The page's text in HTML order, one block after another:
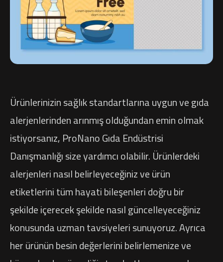
Ürünlerinizin sağlık standartlarına uygun ve gıda
alerjenlerinden arınmış olduğundan emin olmak
istiyorsanız, ProNano Gıda Endüstrisi
Danışmanlığı size yardımcı olabilir. Ürünlerdeki
alerjenleri nasıl belirleyeceğiniz ve ürün
etiketlerini tüm hayati bileşenleri doğru bir
şekilde içerecek şekilde nasıl güncelleyeceğiniz
konusunda uzman tavsiyeleri sunuyoruz. Ayrıca
her ürünün besin değerlerini belirlemenize ve